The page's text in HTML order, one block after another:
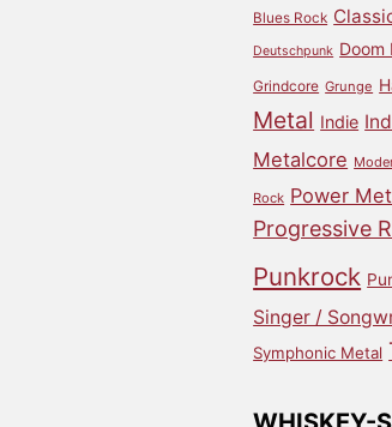
Blues Rock
Deutschpunk Doom
Grindcore Grunge
Metal Indie
Metalcore
Rock Power
Progressive
Punkrock
Singer /
Symphonic Metal